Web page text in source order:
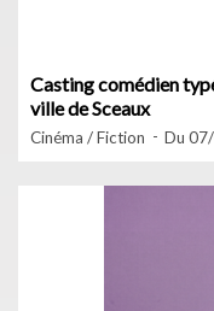
Casting comédien
ville de Sceaux
Cinéma / Fiction Du